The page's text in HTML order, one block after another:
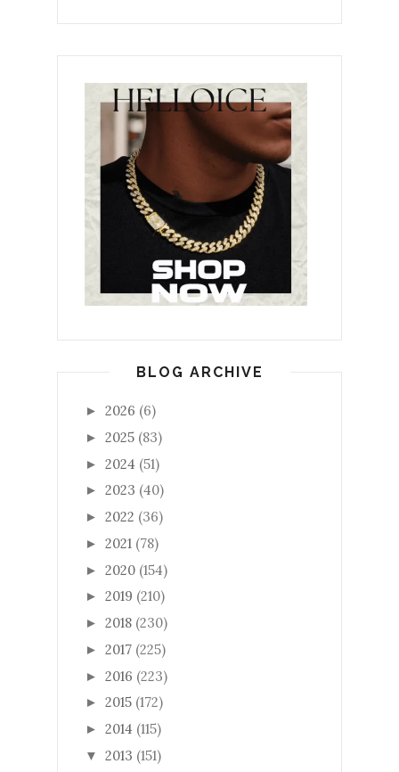
BLOG ARCHIVE
► 2026 (6)
► 2025 (83)
► 2024 (51)
► 2023 (40)
► 2022 (36)
► 2021 (78)
► 2020 (154)
► 2019 (210)
► 2018 (230)
► 2017 (225)
► 2016 (223)
► 2015 (172)
► 2014 (115)
▼ 2013 (151)